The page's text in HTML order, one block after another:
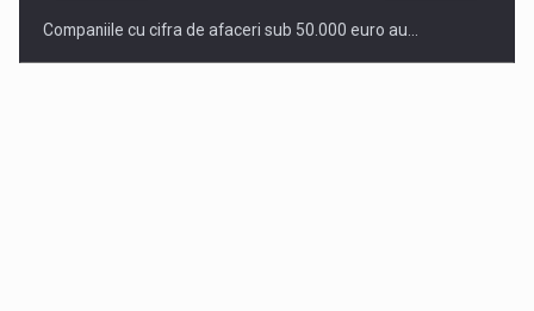
Companiile cu cifra de afaceri sub 50.000 euro au…